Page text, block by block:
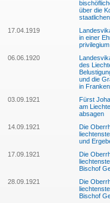
über die
17.04.1919
in einer
06.06.1920
des
und die
in
03.09.1921
Fürst
am
absagen
14.09.1921
Die
und
17.09.1921
Die
Bischof
28.09.1921
Die
Bischof